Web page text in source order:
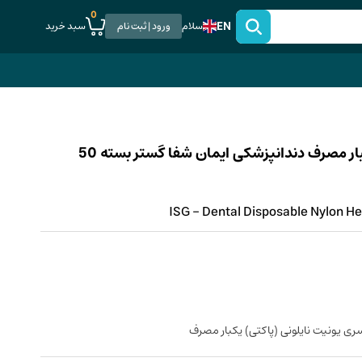
EN سلام ورود | ثبت نام
0
سبد خرید
روکش زیر سری یونیت نایلونی (پاکتی) یکبار مصرف دندانپزشکی ایمان شفا گستر بسته 50
ISG - Dental Disposable Nylon